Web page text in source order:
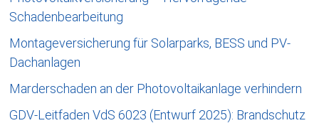
Schadenbearbeitung
Montageversicherung für Solarparks, BESS und PV-
Dachanlagen
Marderschaden an der Photovoltaikanlage verhindern
GDV-Leitfaden VdS 6023 (Entwurf 2025): Brandschutz